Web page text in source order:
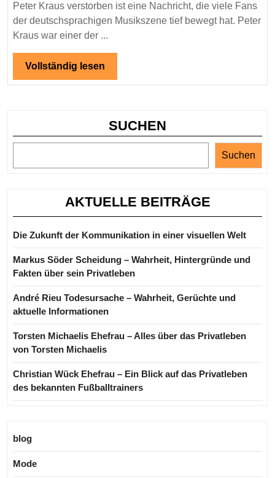
und
Peter Kraus verstorben ist eine Nachricht, die viele Fans
der deutschsprachigen Musikszene tief bewegt hat. Peter
Kraus war einer der ...
Vollständig lesen
lesen
SUCHEN
Suchen
AKTUELLE BEITRÄGE
Die Zukunft der Kommunikation in einer visuellen Welt
Markus Söder Scheidung – Wahrheit, Hintergründe und
Fakten über sein Privatleben
André Rieu Todesursache – Wahrheit, Gerüchte und
aktuelle Informationen
Torsten Michaelis Ehefrau – Alles über das Privatleben
von Torsten Michaelis
Christian Wück Ehefrau – Ein Blick auf das Privatleben
des bekannten Fußballtrainers
blog
Mode